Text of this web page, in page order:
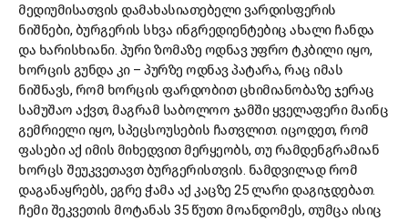
მედიუმისათვის დამახასიათებელი ვარდისფერის
ნიშნები, ბურგერის სხვა ინგრედიენტებიც ახალი ჩანდა
და ხარისხიანი. პური ზომაზე ოდნავ უფრო ტკბილი იყო,
ხორცის გუნდა კი – პურზე ოდნავ პატარა, რაც იმას
ნიშნავს, რომ ხორცის ფარდობით ცხიმიანობაზე ჯერაც
სამუშაო აქვთ, მაგრამ საბოლოო ჯამში ყველაფერი მაინც
გემრიელი იყო, სპეცსოუსების ჩათვლით. იცოდეთ, რომ
ფასები აქ იმის მიხედვით მერყეობს, თუ რამდენგრამიან
ხორცს შეუკვეთავთ ბურგერისთვის. ნამდვილად რომ
დაგანაყრებს, ეგრე ჭამა აქ კაცზე 25 ლარი დაგიჯდებათ.
ჩემი შეკვეთის მოტანას 35 წუთი მოანდომეს, თუმცა ისიც